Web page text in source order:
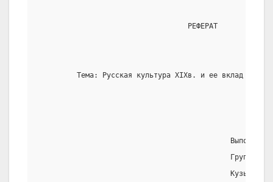
                                   РЕФЕРАТ
Тема: Русская культура XIXв. и ее вклад в
Выполнил:
Группа
Кузьмин